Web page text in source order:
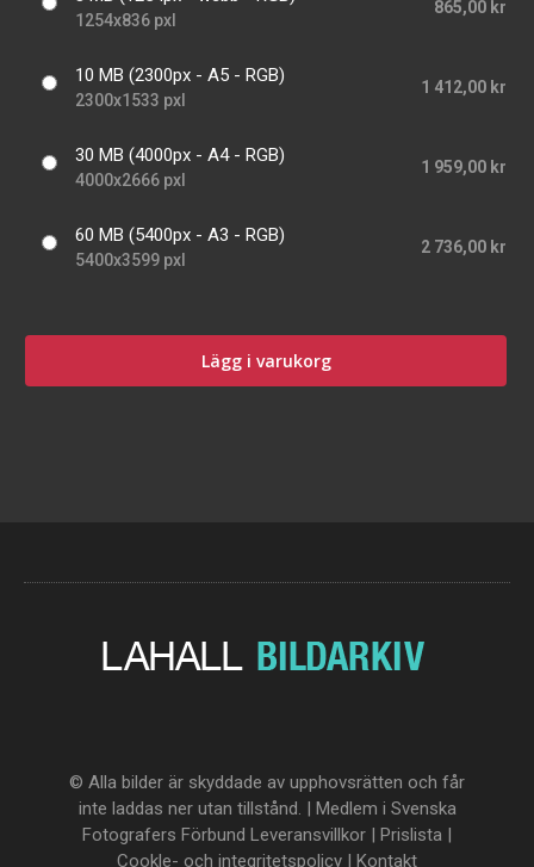
1254x836 pxl
865,00 kr
10 MB (2300px - A5 - RGB)
2300x1533 pxl
1 412,00 kr
30 MB (4000px - A4 - RGB)
4000x2666 pxl
1 959,00 kr
60 MB (5400px - A3 - RGB)
5400x3599 pxl
2 736,00 kr
Lägg i varukorg
© Alla bilder är skyddade av upphovsrätten och får
inte laddas ner utan tillstånd. | Medlem i Svenska
Fotografers Förbund Leveransvillkor | Prislista |
Cookle- och integritetspolicy | Kontakt